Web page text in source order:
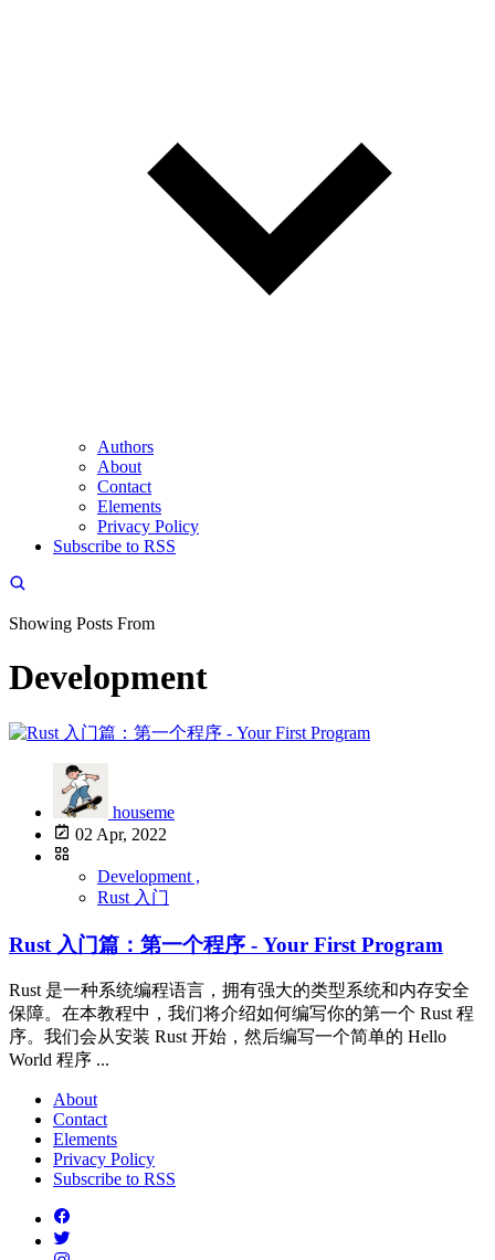
Authors
About
Contact
Elements
Privacy Policy
Subscribe to RSS
Showing Posts From
Development
houseme
02 Apr, 2022
Development ,
Rust 入门
Rust 入门篇：第一个程序 - Your First Program
Rust 是一种系统编程语言，拥有强大的类型系统和内存安全
保障。在本教程中，我们将介绍如何编写你的第一个 Rust 程
序。我们会从安装 Rust 开始，然后编写一个简单的 Hello
World 程序 ...
About
Contact
Elements
Privacy Policy
Subscribe to RSS